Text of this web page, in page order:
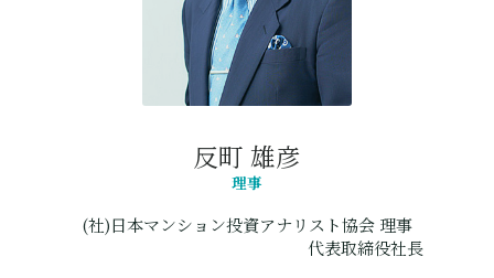
反町 雄彦
理事
(社)日本マンション投資アナリスト協会 理事
代表取締役社長